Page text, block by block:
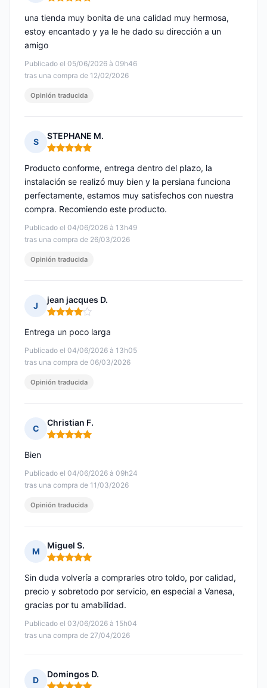
Nota: 5 de 5
Publicado el 05/06/2026 à 09h46
tras una compra de 12/02/2026
una tienda muy bonita de una calidad muy hermosa,
estoy encantado y ya le he dado su dirección a un
amigo
Opinión traducida
S
STEPHANE M.
Nota: 5 de 5
Publicado el 04/06/2026 à 13h49
tras una compra de 26/03/2026
Producto conforme, entrega dentro del plazo, la
instalación se realizó muy bien y la persiana funciona
perfectamente, estamos muy satisfechos con nuestra
compra. Recomiendo este producto.
Opinión traducida
J
jean jacques D.
Nota: 4 de 5
Publicado el 04/06/2026 à 13h05
tras una compra de 06/03/2026
Entrega un poco larga
Opinión traducida
C
Christian F.
Nota: 5 de 5
Publicado el 04/06/2026 à 09h24
tras una compra de 11/03/2026
Bien
Opinión traducida
M
Miguel S.
Nota: 5 de 5
Publicado el 03/06/2026 à 15h04
tras una compra de 27/04/2026
Sin duda volvería a comprarles otro toldo, por calidad,
precio y sobretodo por servicio, en especial a Vanesa,
gracias por tu amabilidad.
D
Domingos D.